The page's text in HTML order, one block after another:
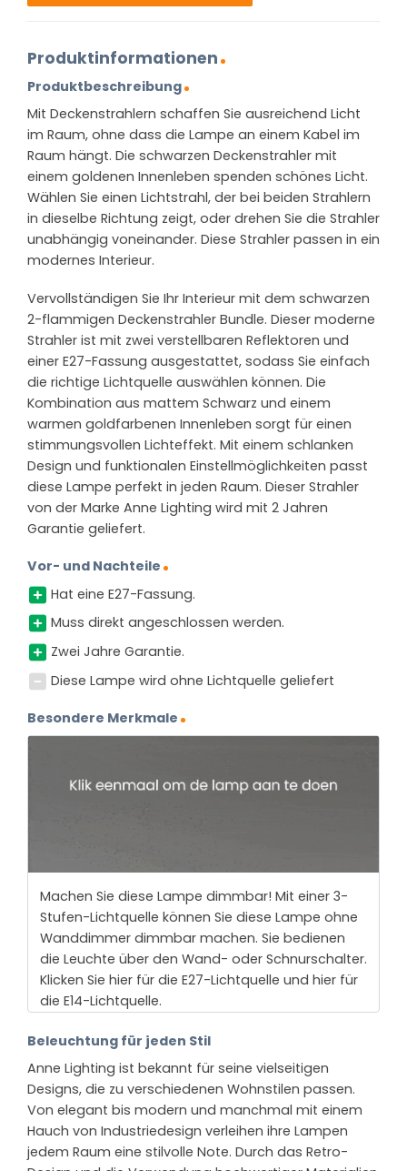
Produktinformationen
Produktbeschreibung
Mit Deckenstrahlern schaffen Sie ausreichend Licht
im Raum, ohne dass die Lampe an einem Kabel im
Raum hängt. Die schwarzen Deckenstrahler mit
einem goldenen Innenleben spenden schönes Licht.
Wählen Sie einen Lichtstrahl, der bei beiden Strahlern
in dieselbe Richtung zeigt, oder drehen Sie die Strahler
unabhängig voneinander. Diese Strahler passen in ein
modernes Interieur.
Vervollständigen Sie Ihr Interieur mit dem schwarzen
2-flammigen Deckenstrahler Bundle. Dieser moderne
Strahler ist mit zwei verstellbaren Reflektoren und
einer E27-Fassung ausgestattet, sodass Sie einfach
die richtige Lichtquelle auswählen können. Die
Kombination aus mattem Schwarz und einem
warmen goldfarbenen Innenleben sorgt für einen
stimmungsvollen Lichteffekt. Mit einem schlanken
Design und funktionalen Einstellmöglichkeiten passt
diese Lampe perfekt in jeden Raum. Dieser Strahler
von der Marke Anne Lighting wird mit 2 Jahren
Garantie geliefert.
Vor- und Nachteile
Hat eine E27-Fassung.
Muss direkt angeschlossen werden.
Zwei Jahre Garantie.
Diese Lampe wird ohne Lichtquelle geliefert
Besondere Merkmale
Machen Sie diese Lampe dimmbar! Mit einer 3-
Stufen-Lichtquelle können Sie diese Lampe ohne
Wanddimmer dimmbar machen. Sie bedienen
die Leuchte über den Wand- oder Schnurschalter.
Klicken Sie hier für die E27-Lichtquelle und hier für
die E14-Lichtquelle.
Beleuchtung für jeden Stil
Anne Lighting ist bekannt für seine vielseitigen
Designs, die zu verschiedenen Wohnstilen passen.
Von elegant bis modern und manchmal mit einem
Hauch von Industriedesign verleihen ihre Lampen
jedem Raum eine stilvolle Note. Durch das Retro-